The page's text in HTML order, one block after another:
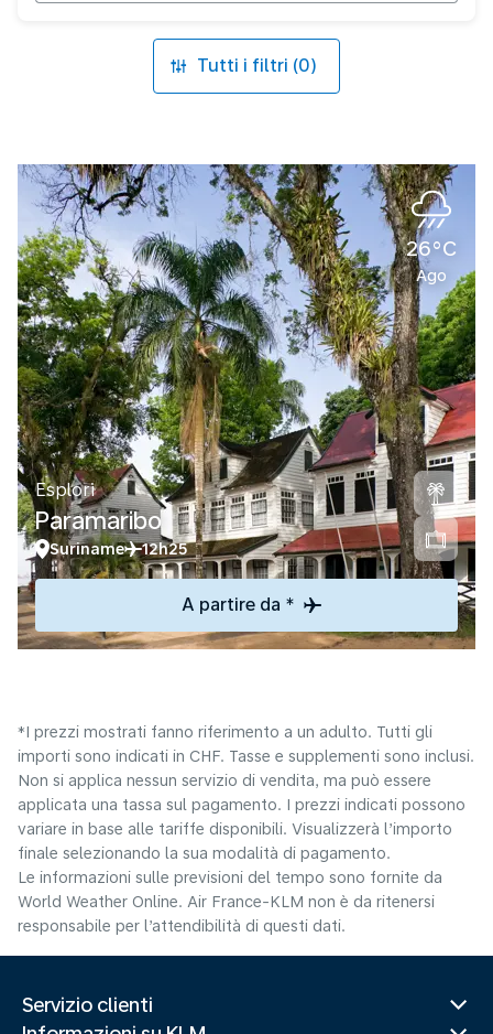
Tutti i filtri (0)
26°C
Ago
Esplori
Paramaribo
Suriname 12h25
A partire da *
*I prezzi mostrati fanno riferimento a un adulto. Tutti gli
importi sono indicati in CHF. Tasse e supplementi sono inclusi.
Non si applica nessun servizio di vendita, ma può essere
applicata una tassa sul pagamento. I prezzi indicati possono
variare in base alle tariffe disponibili. Visualizzerà l’importo
finale selezionando la sua modalità di pagamento.
Le informazioni sulle previsioni del tempo sono fornite da
World Weather Online. Air France-KLM non è da ritenersi
responsabile per l’attendibilità di questi dati.
Servizio clienti